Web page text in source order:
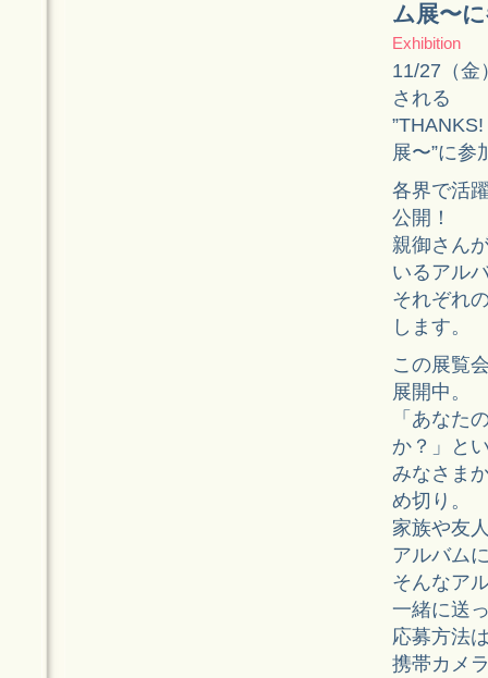
ム展〜
Exhibition
11/27（金
される
展〜”に参
各界で活
公開！
親御さん
いるアル
それぞれ
します。
この展覧
展開中。
「あなた
か？」と
みなさま
め切り。
家族や友
アルバム
そんなア
一緒に送
応募方法
携帯カメ